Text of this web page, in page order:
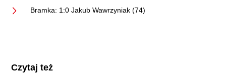
Bramka: 1:0 Jakub Wawrzyniak (74)
Czytaj też